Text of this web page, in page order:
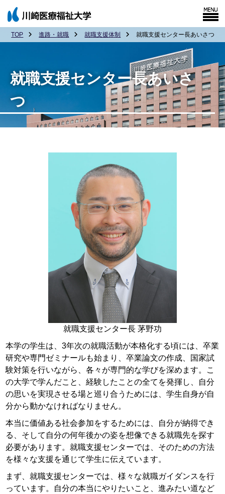
TOP 進路・就職 就職支援体制 就職支援センター長あいさつ
就職支援センター長あいさ
つ
就職支援センター長 茅野功
本学の学生は、3年次の就職活動が本格化する頃には、卒業
研究や専門ゼミナールも始まり、卒業論文の作成、国家試
験対策を行いながら、各々が専門的な学びを深めます。こ
の大学で学んだこと、経験したことの全てを発揮し、自分
の思いを実現させる場と巡り合うためには、学生自身が自
分から動かなければなりません。
本当に価値ある社会参加をするためには、自分が納得でき
る、そして自分の何年後かの姿を想像できる就職先を探す
必要があります。就職支援センターでは、そのための方法
を様々な支援を通じて学生に伝えています。
まず、就職支援センターでは、様々な就職ガイダンスを行
っています。自分の本当にやりたいこと、進みたい道など